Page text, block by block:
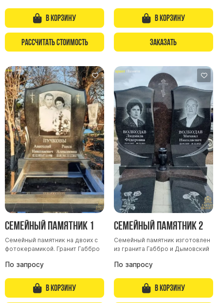
В корзину
Рассчитать стоимость
В корзину
Заказать
Семейный памятник 1
Семейный памятник на двоих с
фотокерамикой. Гранит Габбро
По запросу
В корзину
Семейный памятник 2
Семейный памятник изготовлен
из гранита Габбро и Дымовский
По запросу
В корзину